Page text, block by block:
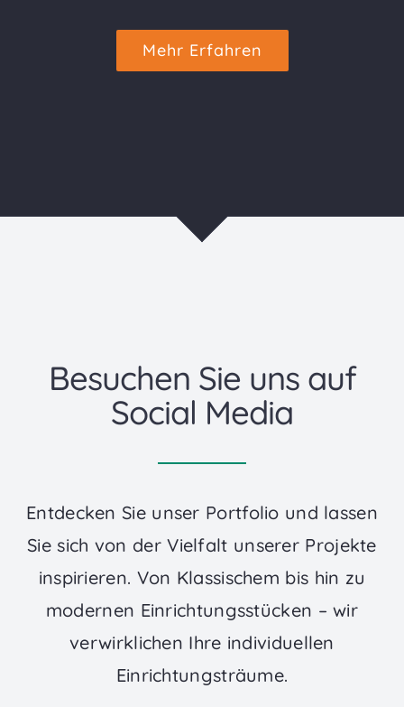
Mehr Erfahren
Besuchen Sie uns auf
Social Media
Entdecken Sie unser Portfolio und lassen
Sie sich von der Vielfalt unserer Projekte
inspirieren. Von Klassischem bis hin zu
modernen Einrichtungsstücken – wir
verwirklichen Ihre individuellen
Einrichtungsträume.